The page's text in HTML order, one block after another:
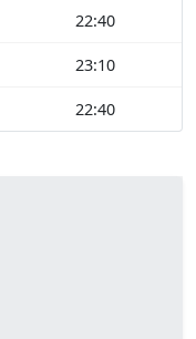
22:40
23:10
22:40